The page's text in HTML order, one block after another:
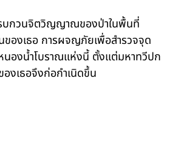
รบกวนจิตวิญญาณของป่าในพื้นที่
องเธอ การผจญภัยเพื่อสำรวจจุด
นองน้ำโบราณแห่งนี้ ตั้งแต่มหาทวีปก
งเธอจึงก่อกำเนิดขึ้น